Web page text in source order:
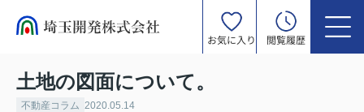
お気に入り 閲覧履歴
土地の図面について。
不動産コラム 2020.05.14